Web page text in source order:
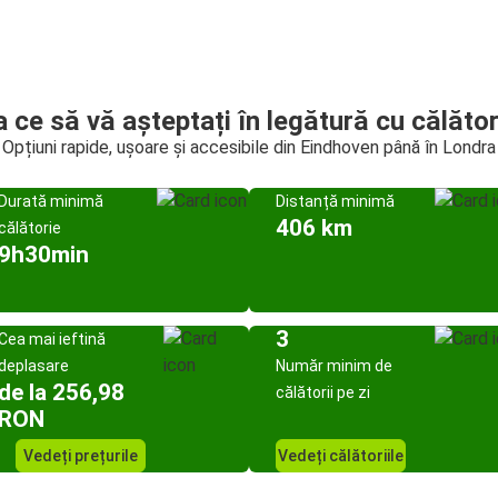
ce să vă așteptați în legătură cu
Opțiuni rapide, ușoare și accesibile din Eindhoven până în Londra
minimă
Distanță minimă
406 km
mai ieftină
la 256,98
Vedeți prețurile
3
Număr minim de
călătorii pe zi
Vedeți călătoriile